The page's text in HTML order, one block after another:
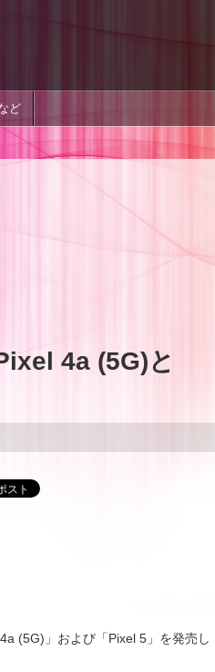
ど
4a (5G)と
(5G)」および「Pixel 5」を発売し